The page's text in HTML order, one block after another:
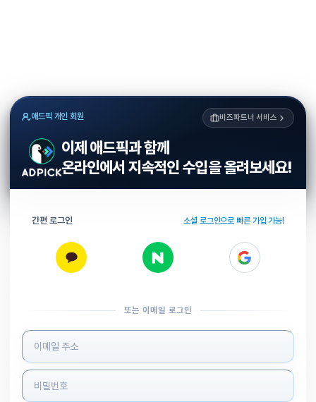
애드픽 개인 회원 비즈파트너 서비스
이제 애드픽과 함께
온라인에서 지속적인 수입을 올려보세요!
간편 로그인 소셜 로그인으로 빠른 가입 가능!
또는 이메일 로그인
로그인 정보 입력